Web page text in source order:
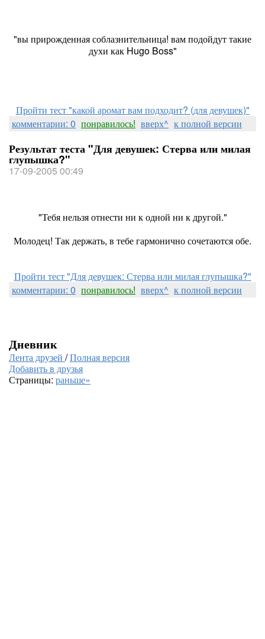
"вы прирожденная соблазнительница! вам подойдут такие
духи как Hugo Boss"
Пройти тест "какой аромат вам подходит? (для девушек)"
комментарии: 0 понравилось! вверх^ к полной версии
Результат теста "Для девушек: Стерва или милая
глупышка?"
17-09-2005 00:49
"Тебя нельзя отнести ни к одной ни к другой."
Молодец! Так держать, в тебе гармонично сочетаются обе.
Пройти тест "Для девушек: Стерва или милая глупышка?"
комментарии: 0 понравилось! вверх^ к полной версии
Дневник
Лента друзей /Полная версия
Добавить в друзья
Страницы: раньше»